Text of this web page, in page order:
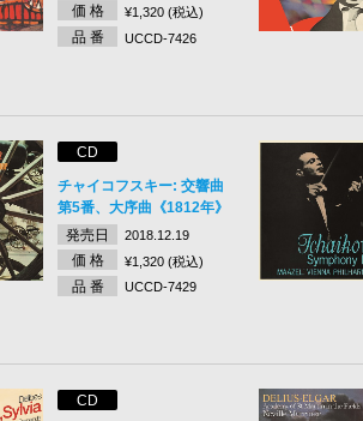
価 格 ¥1,320 (税込)
品 番 UCCD-7426
CD
チャイコフスキー: 交響曲
第5番、大序曲《1812年》
発売日
2018.12.19
価 格 ¥1,320 (税込)
品 番 UCCD-7429
CD